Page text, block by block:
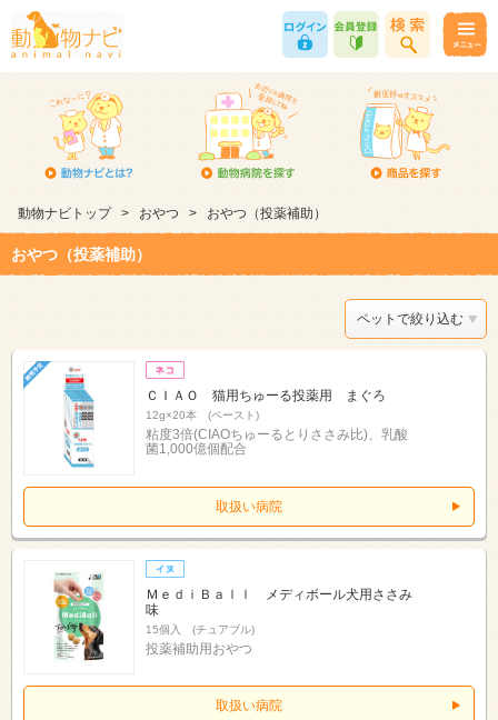
動物ナビトップ > おやつ > おやつ（投薬補助）
おやつ（投薬補助）
ペットで絞り込む
ＣＩＡＯ 猫用ちゅーる投薬用 まぐろ
12g×20本 (ペースト)
粘度3倍(CIAOちゅーるとりささみ比)、乳酸
菌1,000億個配合
取扱い病院
ＭｅｄｉＢａｌｌ メディボール犬用ささみ
味
15個入 (チュアブル)
投薬補助用おやつ
取扱い病院